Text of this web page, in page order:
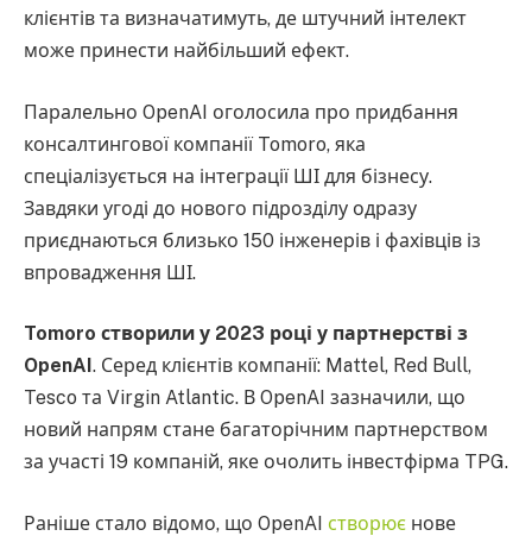
клієнтів та визначатимуть, де штучний інтелект
може принести найбільший ефект.
Паралельно OpenAI оголосила про придбання
консалтингової компанії Tomoro, яка
спеціалізується на інтеграції ШІ для бізнесу.
Завдяки угоді до нового підрозділу одразу
приєднаються близько 150 інженерів і фахівців із
впровадження ШІ.
Tomoro створили у 2023 році у партнерстві з
OpenAI . Серед клієнтів компанії: Mattel, Red Bull,
Tesco та Virgin Atlantic. В OpenAI зазначили, що
новий напрям стане багаторічним партнерством
за участі 19 компаній, яке очолить інвестфірма TPG.
Раніше стало відомо, що OpenAI створює нове